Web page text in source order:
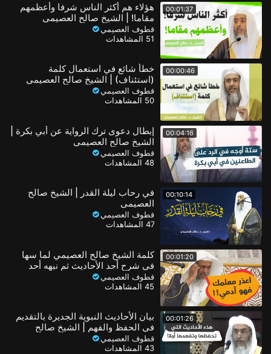
00:01:37
هؤلاء هم أكثر الناس شرفا وأعظمهم
مقاما! | الشيخ صالح العصيمي
قطوف العصيمي
51 المشاهدات
00:00:46
خطأ شائع في استعمال كلمة
(استئناف) | الشيخ صالح العصيمي
قطوف العصيمي
50 المشاهدات
00:04:16
إبطال دعوى ترك الرواية عن أبي بكرة |
الشيخ صالح العصيمي
قطوف العصيمي
48 المشاهدات
00:10:14
في رحاب ليلة القدر | الشيخ صالح
العصيمي
قطوف العصيمي
47 المشاهدات
00:01:20
كلمة الشيخ صالح العصيمي لما سها
في شرح أحد الأحاديث ثم نبهه أحد
طلابه
قطوف العصيمي
45 المشاهدات
00:01:26
بيان الأحاديث النبوية الجديرة بالتقديم
في الحفظ والفهم | الشيخ صالح
العصيمي
قطوف العصيمي
43 المشاهدات